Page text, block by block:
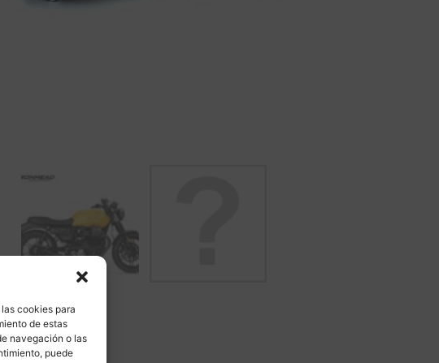
cookies para
de estas
navegación o las
puede